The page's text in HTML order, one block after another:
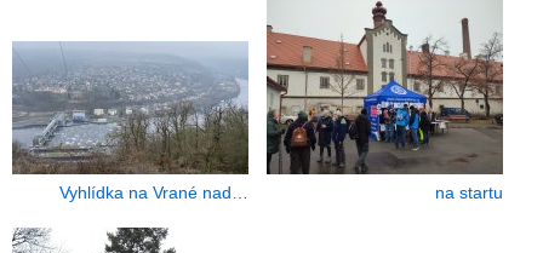
Vyhlídka na Vrané nad… na startu